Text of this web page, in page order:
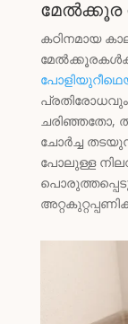
മേൽക്കൂര
കഠിനമായ
ചരിഞ്ഞതോ,
ചോർച്ച
പോലുള്ള